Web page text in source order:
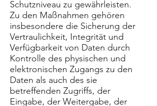
Schutzniveau zu gewährleisten.
Zu den Maßnahmen gehören
insbesondere die Sicherung der
Vertraulichkeit, Integrität und
Verfügbarkeit von Daten durch
Kontrolle des physischen und
elektronischen Zugangs zu den
Daten als auch des sie
betreffenden Zugriffs, der
Eingabe, der Weitergabe, der